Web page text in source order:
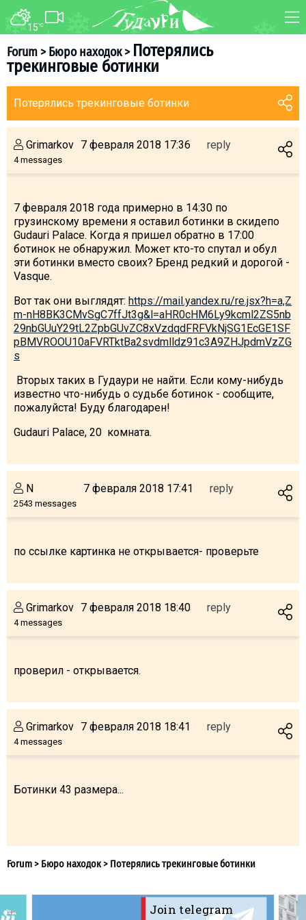
15°C
Forum>Бюро находок> Потерялись
трекинговые ботинки
Потерялись трекинговые ботинки
Grimarkov
4 messages
7 февраля 2018 17:36 reply
7 февраля 2018 года примерно в 14:30 по
грузинскому времени я оставил ботинки в скидепо
Gudauri Palace. Когда я пришел обратно в 17:00
ботинок не обнаружил. Может кто-то спутал и обул
эти ботинки вместо своих? Бренд редкий и дорогой -
Vasque.
Вот так они выглядят: https://mail.yandex.ru/re.jsx?h=a,Z
m-nH8BK3CMvSgC7ffJt3g&l=aHR0cHM6Ly9kcml2ZS5nb
29nbGUuY29tL2ZpbGUvZC8xVzdqdFRFVkNjSG1EcGE1SF
pBMVROOU10aFVRTktBa2svdmlldz91c3A9ZHJpdmVzZG
s
Вторых таких в Гудаури не найти. Если кому-нибудь
известно что-нибудь о судьбе ботинок - сообщите,
пожалуйста! Буду благодарен!
Gudauri Palace, 20 комната.
N
2543 messages
7 февраля 2018 17:41 reply
по ссылке картинка не открывается- проверьте
Grimarkov
4 messages
7 февраля 2018 18:40 reply
проверил - открывается.
Grimarkov
4 messages
7 февраля 2018 18:41 reply
Ботинки 43 размера...
Join telegram
FORUM MAP
About ski resort
Ski instructors
Ski rent
Kids in Gudauri
Après-ski
Events schedule
Gudauri
INFO
LODGING
Apartments
% Hot deals
Long term rent
Kazbegi
GEORGIA
About Georgia
Visas
What to drink?
Mobile phones
Travel reports
Safety